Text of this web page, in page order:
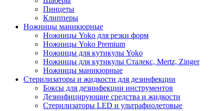
Пинцеты
Клипперы
Ножницы маникюрные
Ножницы Yoko для резки форм
Ножницы Yoko Premium
Ножницы для кутикулы Yoko
Ножницы для кутикулы Сталекс, Mertz, Zinger
Ножницы маникюрные
Стерилизаторы и жидкости для дезинфекции
Боксы для дезинфекции инструментов
Дезинфицирующие средства и жидкости
Стерилизаторы LED и ультрафиолетовые